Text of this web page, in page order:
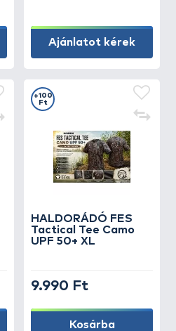
Ajánlatot kérek
HALDORÁDÓ FES
Tactical Tee Camo
UPF 50+ XL
+100
Ft
9.990 Ft
Kosárba